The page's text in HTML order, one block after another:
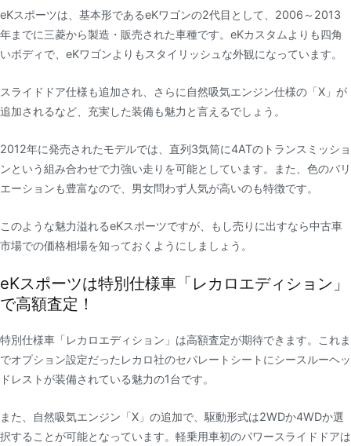
eKスポーツは、基本形であるeKワゴンの2代目として、2006～2013
年までに三菱から製造・販売された車種です。eKカスタムよりも四角
いボディで、eKワゴンよりもスタイリッシュな外観になっています。
スライドドア仕様も追加され、さらに自然吸気エンジン仕様の「X」が
追加されるなど、充実した装備も魅力と言えるでしょう。
2012年に発売されたモデルでは、直列3気筒に4ATのトランスミッショ
ンという組み合わせで力強い走りを可能としています。また、色のバリ
エーションも豊富なので、男女問わず人気が高いのも特徴です。
このような魅力溢れるeKスポーツですが、もし売りに出すなら中古車
市場での価格相場を知っておくようにしましょう。
eKスポーツは特別仕様車「レカロエディション」
で高額査定！
特別仕様車「レカロエディション」は高額査定が期待できます。これま
でオプション設定だったレカロ社のセパレートシートにシースルーヘッ
ドレストが装備されている魅力の1台です。
また、自然吸気エンジン「X」の追加で、駆動形式は2WDか4WDか選
択することが可能となっています。軽乗用車初のパワースライドドアは